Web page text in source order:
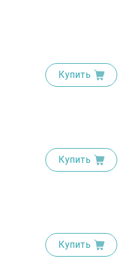
Купить
Купить
Купить